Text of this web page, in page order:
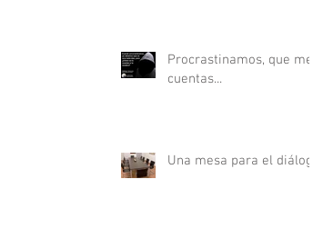
Procrastinamos, que me
cuentas...
Una mesa para el diálogo